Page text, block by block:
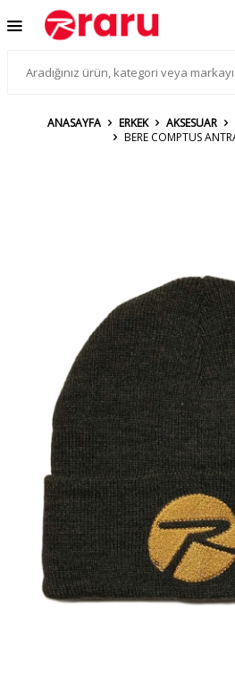
ANASAYFA ERKEK AKSESUAR
BERE COMPTUS